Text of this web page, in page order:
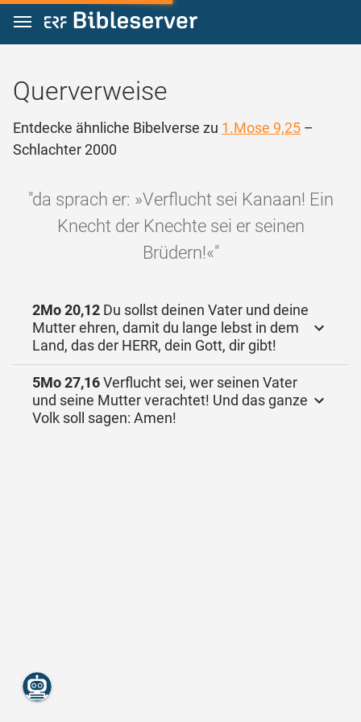
Zum Inhalt springen
Querverweise
Entdecke ähnliche Bibelverse zu 1.Mose 9,25 –
Schlachter 2000
"da sprach er: »Verflucht sei Kanaan! Ein
Knecht der Knechte sei er seinen
Brüdern!«"
2Mo 20,12 Du sollst deinen Vater und deine
Mutter ehren, damit du lange lebst in dem
Land, das der HERR, dein Gott, dir gibt!
5Mo 27,16Verflucht sei, wer seinen Vater
und seine Mutter verachtet! Und das ganze
Volk soll sagen: Amen!